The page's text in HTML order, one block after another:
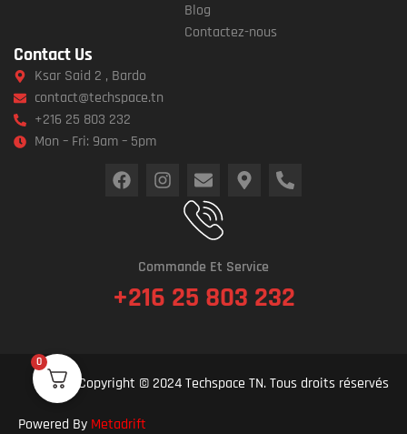
0
Blog
Contactez-nous
Contact Us
Ksar Said 2 , Bardo
contact@techspace.tn
+216 25 803 232
Mon – Fri: 9am – 5pm
Commande Et Service
+216 25 803 232
Copyright © 2024 Techspace TN. Tous droits réservés
Powered By Metadrift